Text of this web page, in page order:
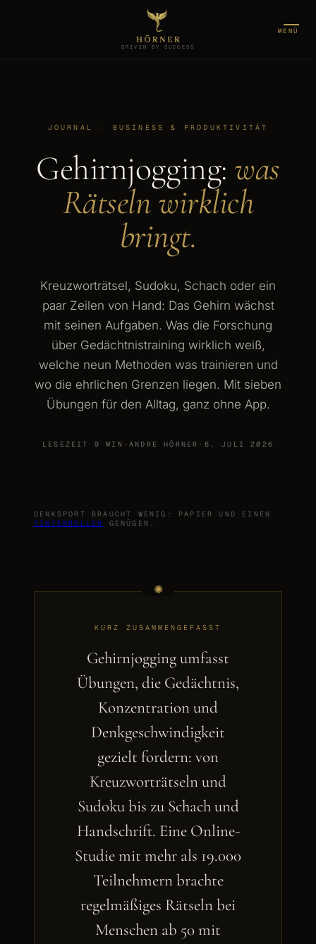
DRIVEN BY SUCCESS
MENÜ
JOURNAL · BUSINESS & PRODUKTIVITÄT
Gehirnjogging: was
Rätseln wirklich
bringt.
Kreuzworträtsel, Sudoku, Schach oder ein
paar Zeilen von Hand: Das Gehirn wächst
mit seinen Aufgaben. Was die Forschung
über Gedächtnistraining wirklich weiß,
welche neun Methoden was trainieren und
wo die ehrlichen Grenzen liegen. Mit sieben
Übungen für den Alltag, ganz ohne App.
LESEZEIT 9 MIN · ANDRE HÖRNER · 6. JULI 2026
DENKSPORT BRAUCHT WENIG: PAPIER UND EINEN
TINTENROLLER
GENÜGEN.
KURZ ZUSAMMENGEFASST
Gehirnjogging umfasst
Übungen, die Gedächtnis,
Konzentration und
Denkgeschwindigkeit
gezielt fordern: von
Kreuzworträtseln und
Sudoku bis zu Schach und
Handschrift. Eine Online-
Studie mit mehr als 19.000
Teilnehmern brachte
regelmäßiges Rätseln bei
Menschen ab 50 mit